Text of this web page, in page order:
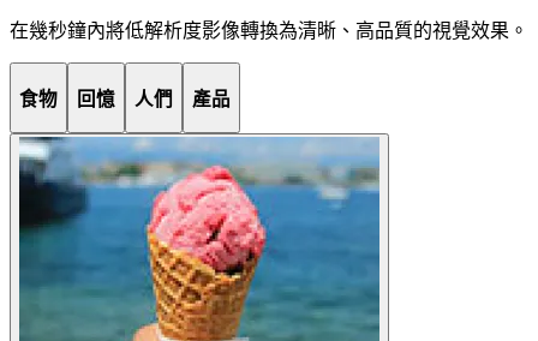
在幾秒鐘內將低解析度影像轉換為清晰、高品質的視覺效果。
食物 回憶 人們 產品